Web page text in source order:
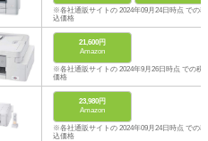
※各社通販サイトの 2024年09月24日時点 での税
込価格
21,600円
Amazon
※各社通販サイトの 2024年9月26日時点 での税
価格
23,980円
Amazon
※各社通販サイトの 2024年09月24日時点 での税
込価格